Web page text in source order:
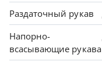
Раздаточный рукав
Напорно-
всасывающие рукава